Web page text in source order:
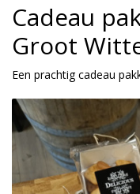
Cadeau
Groot
Een prachtig cadeau